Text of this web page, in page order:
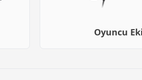
Oyuncu